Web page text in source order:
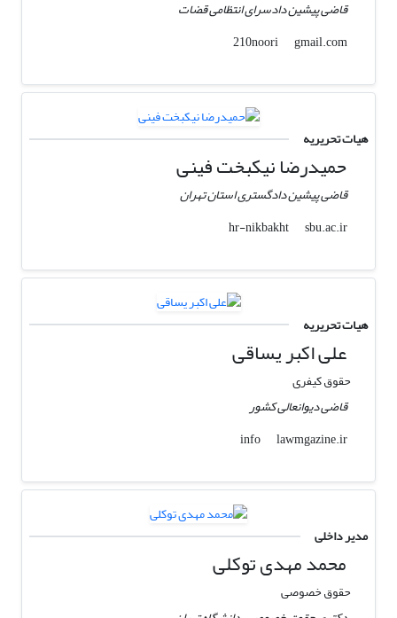
قاضی پیشین دادسرای انتظامی قضات
210noori
gmail.com
هیات تحریریه
حمیدرضا نیکبخت فینی
قاضی پیشین دادگستری استان تهران
hr-nikbakht
sbu.ac.ir
هیات تحریریه
علی اکبر یساقی
حقوق کیفری
قاضی دیوانعالی کشور
info
lawmgazine.ir
مدیر داخلی
محمد مهدی توکلی
حقوق خصوصی